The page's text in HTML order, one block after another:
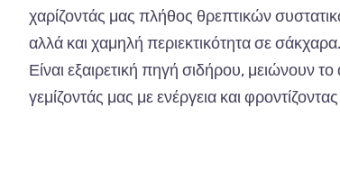
χαρίζοντάς μας πλήθος θρεπτικών
αλλά και χαμηλή περιεκτικότητα σε σάκχαρα.
Είναι εξαιρετική πηγή σιδήρου, μειώνουν
γεμίζοντάς μας με ενέργεια και